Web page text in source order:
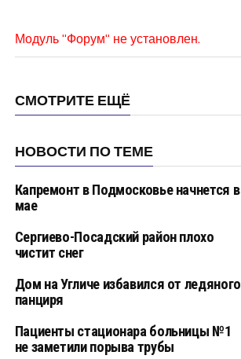
Модуль "Форум" не установлен.
СМОТРИТЕ ЕЩЁ
НОВОСТИ ПО ТЕМЕ
Капремонт в Подмосковье начнется в
мае
Сергиево-Посадский район плохо
чистит снег
Дом на Угличе избавился от ледяного
панциря
Пациенты стационара больницы №1
не заметили порыва трубы